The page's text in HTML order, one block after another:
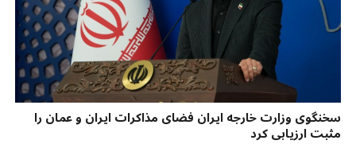
سخنگوی وزارت خارجه ایران فضای مذاکرات ایران و عمان را
مثبت ارزیابی کرد